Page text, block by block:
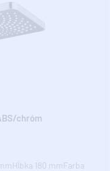
chróm
180 mmFarba